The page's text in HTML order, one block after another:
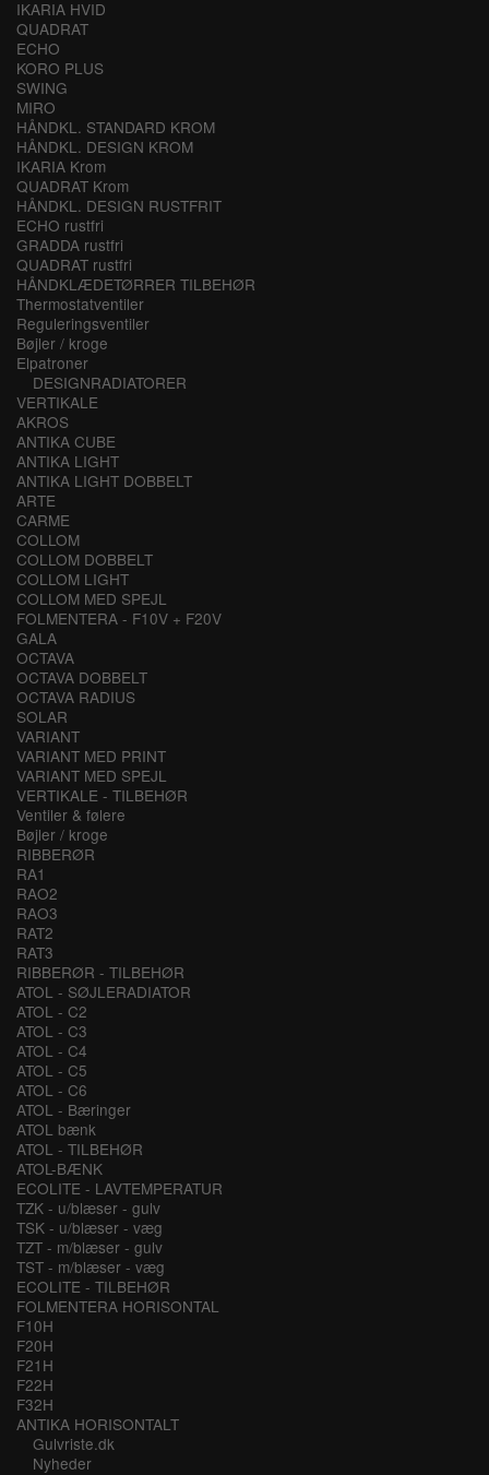
IKARIA HVID
QUADRAT
ECHO
KORO PLUS
SWING
MIRO
HÅNDKL. STANDARD KROM
HÅNDKL. DESIGN KROM
IKARIA Krom
QUADRAT Krom
HÅNDKL. DESIGN RUSTFRIT
ECHO rustfri
GRADDA rustfri
QUADRAT rustfri
HÅNDKLÆDETØRRER TILBEHØR
Thermostatventiler
Reguleringsventiler
Bøjler / kroge
Elpatroner
DESIGNRADIATORER
VERTIKALE
AKROS
ANTIKA CUBE
ANTIKA LIGHT
ANTIKA LIGHT DOBBELT
ARTE
CARME
COLLOM
COLLOM DOBBELT
COLLOM LIGHT
COLLOM MED SPEJL
FOLMENTERA - F10V + F20V
GALA
OCTAVA
OCTAVA DOBBELT
OCTAVA RADIUS
SOLAR
VARIANT
VARIANT MED PRINT
VARIANT MED SPEJL
VERTIKALE - TILBEHØR
Ventiler & følere
Bøjler / kroge
RIBBERØR
RA1
RAO2
RAO3
RAT2
RAT3
RIBBERØR - TILBEHØR
ATOL - SØJLERADIATOR
ATOL - C2
ATOL - C3
ATOL - C4
ATOL - C5
ATOL - C6
ATOL - Bæringer
ATOL bænk
ATOL - TILBEHØR
ATOL-BÆNK
ECOLITE - LAVTEMPERATUR
TZK - u/blæser - gulv
TSK - u/blæser - væg
TZT - m/blæser - gulv
TST - m/blæser - væg
ECOLITE - TILBEHØR
FOLMENTERA HORISONTAL
F10H
F20H
F21H
F22H
F32H
ANTIKA HORISONTALT
Gulvriste.dk
Nyheder